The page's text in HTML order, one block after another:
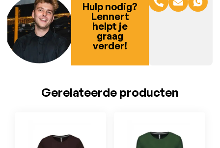
Hulp nodig?
Lennert
helpt je
graag
verder!
Gerelateerde producten